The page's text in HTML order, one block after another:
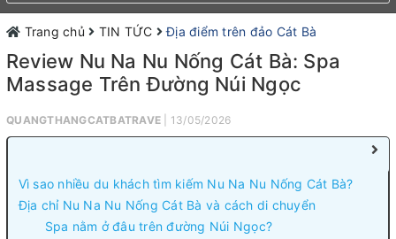
Trang chủ TIN TỨC Địa điểm trên đảo Cát Bà
Review Nu Na Nu Nống Cát Bà: Spa
Massage Trên Đường Núi Ngọc
QUANGTHANGCATBATRAVE | 13/05/2026
Vì sao nhiều du khách tìm kiếm Nu Na Nu Nống Cát Bà?
Địa chỉ Nu Na Nu Nống Cát Bà và cách di chuyển
Spa nằm ở đâu trên đường Núi Ngọc?